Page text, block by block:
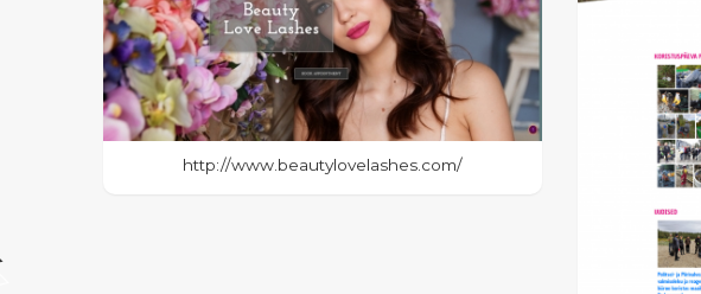
http://www.beautylovelashes.com/